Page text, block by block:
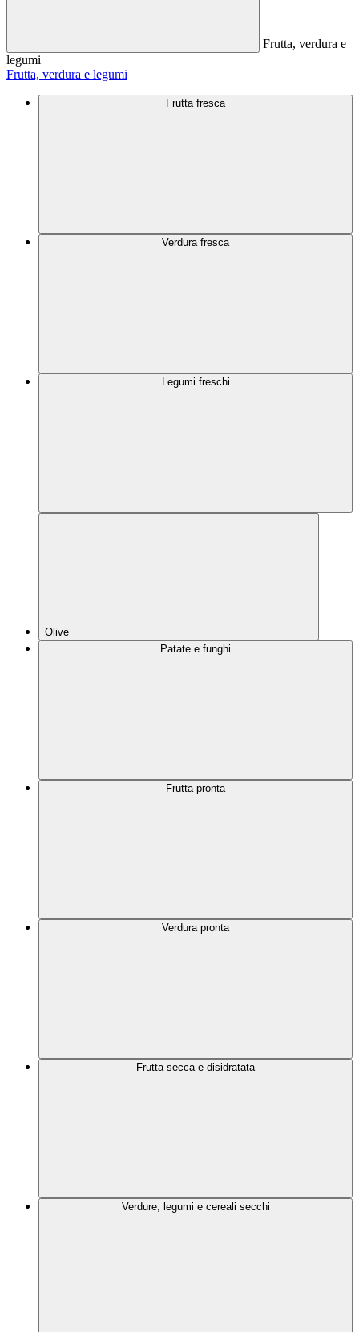
Frutta, verdura e
legumi
Frutta, verdura e legumi
Frutta fresca
Verdura fresca
Legumi freschi
Olive
Patate e funghi
Frutta pronta
Verdura pronta
Frutta secca e disidratata
Verdure, legumi e cereali secchi